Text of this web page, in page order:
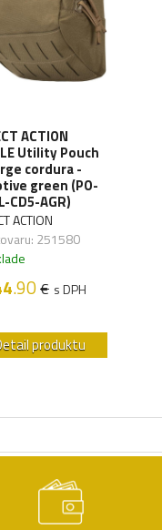
ACTION
Utility Pouch
cordura -
green (PO-
CD5-AGR)
ACTION
251580
.90€ s DPH
produktu